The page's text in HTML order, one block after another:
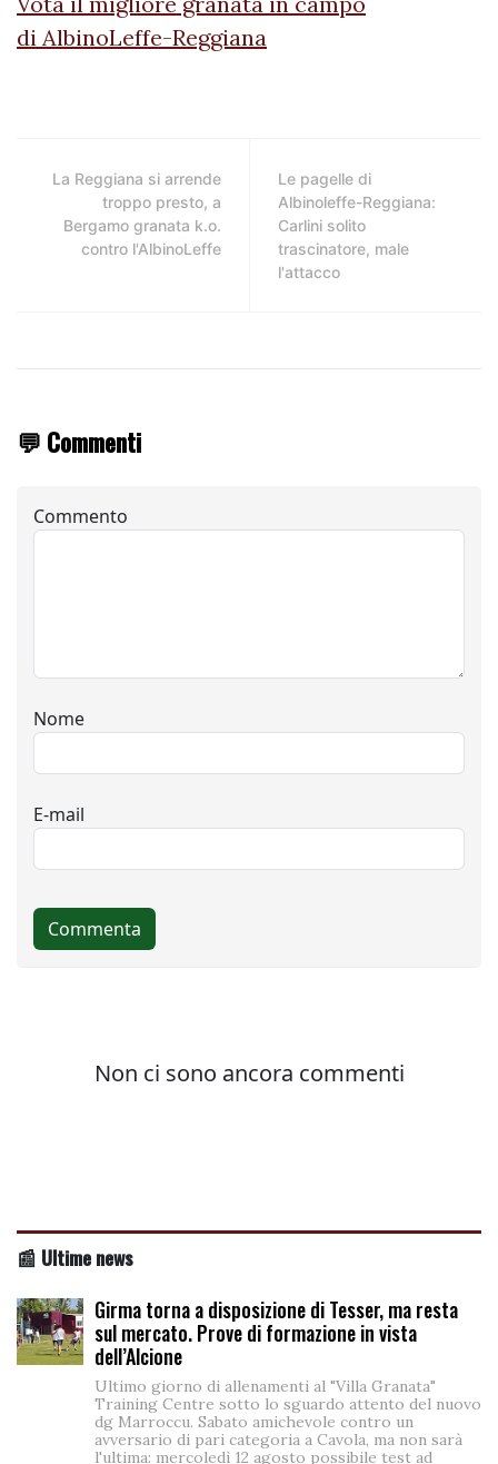
di AlbinoLeffe-Reggiana
La Reggiana si arrende
troppo presto, a
Bergamo granata k.o.
contro l'AlbinoLeffe
Le pagelle di
Albinoleffe-Reggiana:
Carlini solito
trascinatore, male
l'attacco
💬 Commenti
📰 Ultime news
Girma torna a disposizione di Tesser, ma resta
sul mercato. Prove di formazione in vista
dell’Alcione
Ultimo giorno di allenamenti al "Villa Granata"
Training Centre sotto lo sguardo attento del nuovo
dg Marroccu. Sabato amichevole contro un
avversario di pari categoria a Cavola, ma non sarà
l'ultima: mercoledì 12 agosto possibile test ad